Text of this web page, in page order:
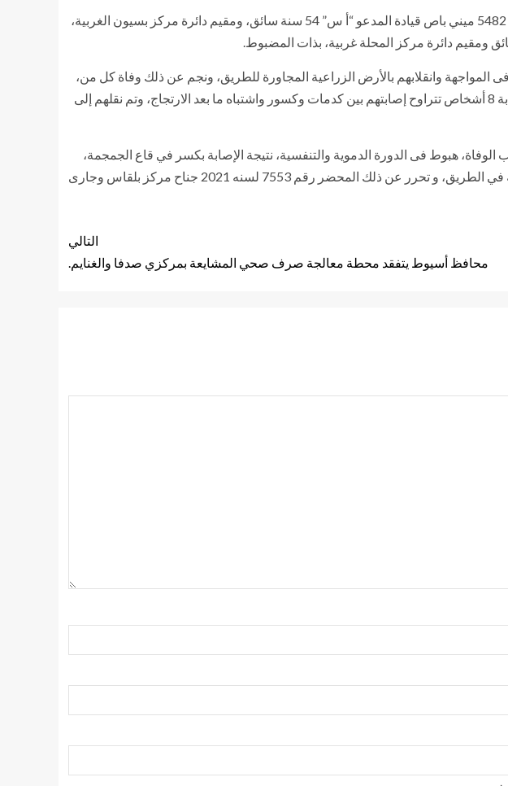
وعلى الفور انتقل ضباط مباحث المركز ، وبالفحص، تبين أن طرفي الحادث كل من السيارة رقم ع ن خ 5482 ميني باص قيادة المدعو “أ س” 54 سنة سائق، ومقيم دائرة مركز بسيون الغربية،
المواجهة وانقلابهم بالأرض الزراعية المجاورة للطريق، ونجم عن ذلك وفاة كل من،
قائد السيارة الثانية، ونجله المدعو “ياسر” 15 سنة طالب ويقيمان دائرة مركز المحلة غربية، كما نتج إصابة 8 أشخاص تتراوح إصابتهم بين كدمات وكسور واشتباه ما بعد الارتجاج، وتم نقلهم إلى
هبوط فى الدورة الدموية والتنفسية، نتيجة الإصابة بكسر في قاع الجمجمة،
ونزيف داخلي بالمخ ،ولا توجد شبه جنائيه، وتم رفع آثار الحادث، ولم يؤثر ذلك على سير الحركة المرورية في الطريق، و تحرر عن ذلك المحضر رقم 7553 لسنه 2021 جناح مركز بلقاس وجارى
التالي
محافظ أسيوط يتفقد محطة معالجة صرف صحي المشايعة بمركزي صدفا والغنايم.